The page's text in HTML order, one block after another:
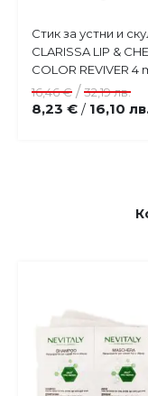
в
Купи
Стик за устни и
CLARISSA LIP &
COLOR REVIVER 4
8,23 € / 16,10
16,46 € /32,19 лв.